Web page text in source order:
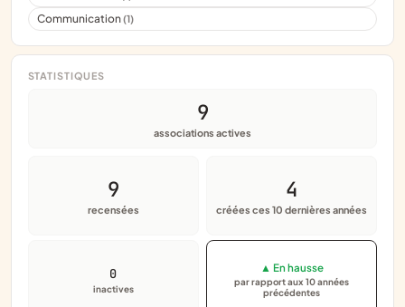
Communication(1)
STATISTIQUES
9
associations actives
9
recensées
4
créées ces 10 dernières années
0
inactives
▲ En hausse
par rapport aux 10 années
précédentes